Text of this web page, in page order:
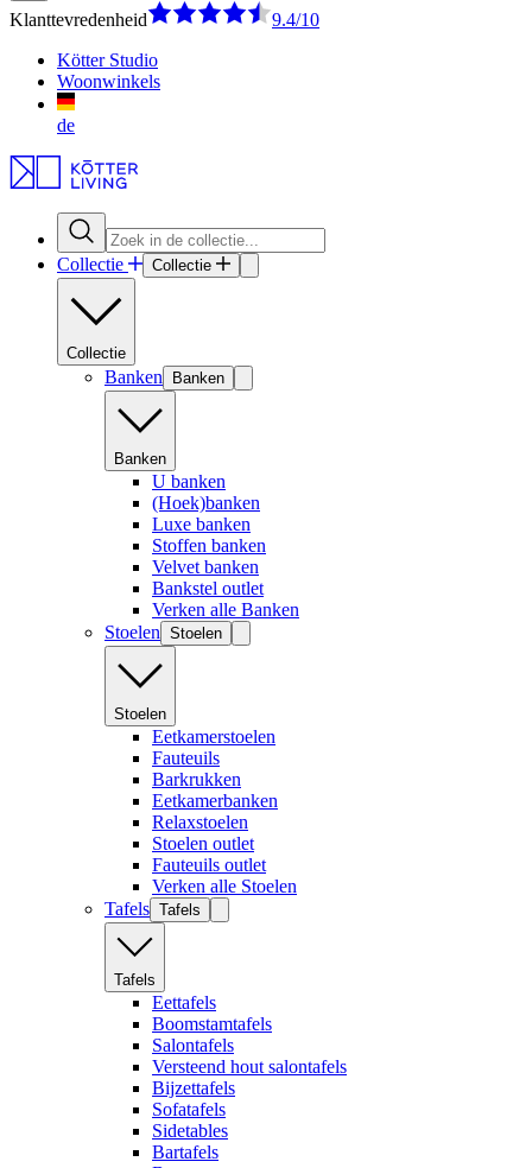
Klanttevredenheid
9.4/10
Kötter Studio
Woonwinkels
de
Collectie Collectie
Collectie
Banken Banken
Banken
U banken
(Hoek)banken
Luxe banken
Stoffen banken
Velvet banken
Bankstel outlet
Verken alle Banken
Stoelen Stoelen
Stoelen
Eetkamerstoelen
Fauteuils
Barkrukken
Eetkamerbanken
Relaxstoelen
Stoelen outlet
Fauteuils outlet
Verken alle Stoelen
Tafels Tafels
Tafels
Eettafels
Boomstamtafels
Salontafels
Versteend hout salontafels
Bijzettafels
Sofatafels
Sidetables
Bartafels